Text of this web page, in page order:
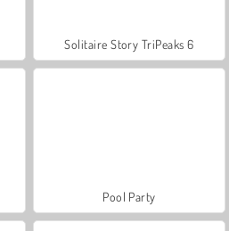
Solitaire Story TriPeaks 6
Pool Party